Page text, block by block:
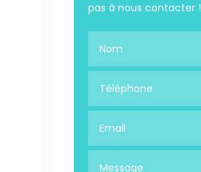
pas à nous contacter !